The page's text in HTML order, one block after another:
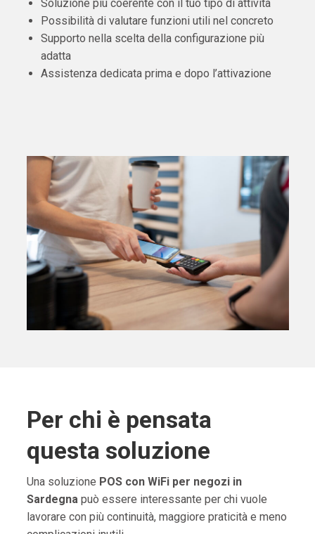
Soluzione più coerente con il tuo tipo di attività
Possibilità di valutare funzioni utili nel concreto
Supporto nella scelta della configurazione più
adatta
Assistenza dedicata prima e dopo l’attivazione
Per chi è pensata
questa soluzione
Una soluzione POS con WiFi per negozi in
Sardegnapuò essere interessante per chi vuole
lavorare con più continuità, maggiore praticità e meno